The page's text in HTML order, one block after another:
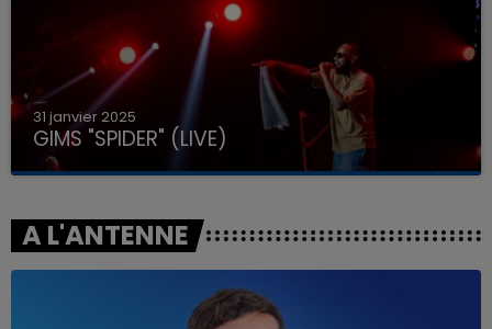
31 janvier 2025
GIMS "SPIDER" (LIVE)
A L'ANTENNE